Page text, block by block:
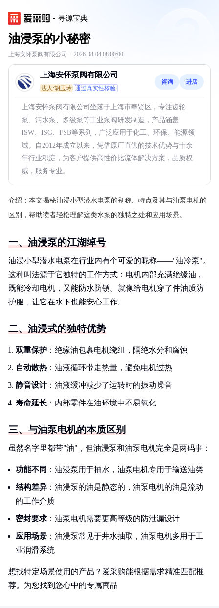
寻源宝典
油浸泵的小秘密
上海安怀泵阀有限公司 · 2026-08-04 08:00:00
上海安怀泵阀有限公司
法人:胡玉玲 通过真实性核验
咨询 进店
上海安怀泵阀有限公司坐落于上海市奉贤区，专注齿轮
泵、污水泵、多级泵等工业泵阀研发制造，产品涵盖
ISW、ISG、FSB等系列，广泛应用于化工、环保、能源领
域。自2012年成立以来，凭借原厂直供的技术优势与十余
年行业积淀，为客户提供高性价比流体解决方案，品质权
威，服务专业。
介绍： 本文揭秘油浸小型潜水电泵的别称、特点及其与油泵电机的
区别，帮助读者轻松理解这类水泵的独特之处和应用场景。
一、油浸泵的江湖绰号
油浸小型潜水电泵在行业内有个可爱的昵称——"油冷泵"。
这种叫法源于它独特的工作方式：电机内部充满绝缘油，
既能冷却电机，又能防水防锈。就像给电机穿了件油质防
护服，让它在水下也能安心工作。
二、油浸式的独特优势
双重保护 ：绝缘油包裹电机绕组，隔绝水分和腐蚀
自动散热 ：油液循环带走热量，避免电机过热
静音设计：油液缓冲减少了运转时的振动噪音
寿命延长 ：内部零件在油环境中不易氧化
三、与油泵电机的本质区别
虽然名字里都带"油"，但油浸泵和油泵电机完全是两码事：
功能不同 ：油浸泵用于抽水，油泵电机专用于输送油类
结构差异 ：油浸泵的油是静态的，油泵电机的油是流动
的工作介质
密封要求 ：油泵电机需要更高等级的防泄漏设计
应用场景 ：油浸泵常见于井水抽取，油泵电机多用于工
业润滑系统
想找特定场景使用的产品？爱采购能根据需求精准匹配推
荐。为您找到您心中的专属商品